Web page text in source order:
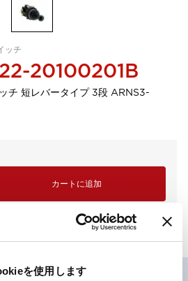
を使用します
ッチ
20100201B
チ 短レバータイプ 3段 ARNS3-
カートに追加